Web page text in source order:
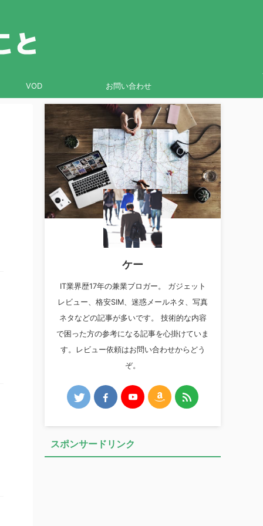
VOD お問い合わせ
ケー
IT業界歴17年の兼業ブロガー。 ガジェット
レビュー、格安SIM、迷惑メールネタ、写真
ネタなどの記事が多いです。 技術的な内容
で困った方の参考になる記事を心掛けていま
す。レビュー依頼はお問い合わせからどう
ぞ。
スポンサードリンク